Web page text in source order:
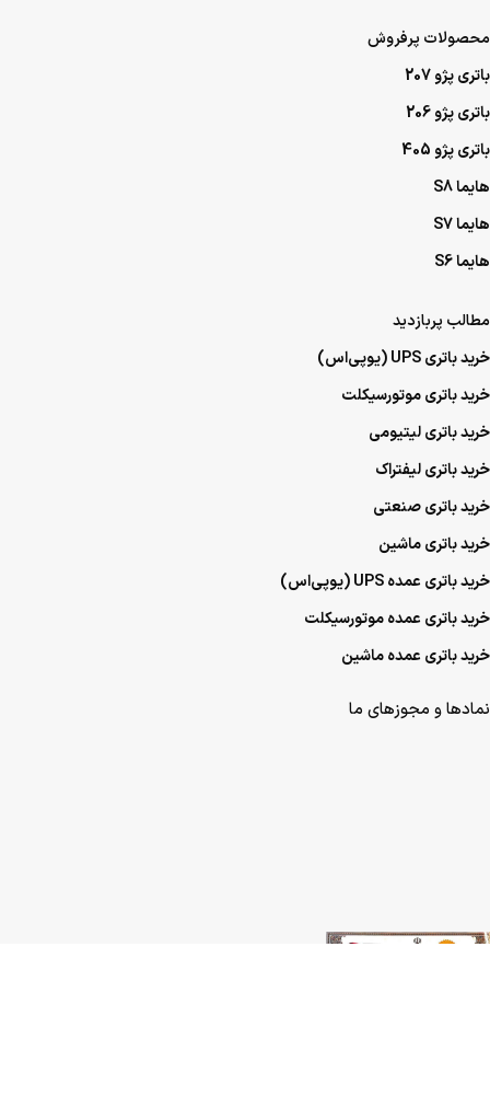
محصولات پرفروش
باتری پژو 207
باتری پژو 206
باتری پژو 405
هایما S8
هایما S7
هایما S6
مطالب پربازدید
خرید باتری UPS (یو‌پی‌اس)
خرید باتری موتورسیکلت
خرید باتری لیتیومی
خرید باتری لیفتراک
خرید باتری صنعتی
خرید باتری ماشین
خرید باتری عمده UPS (یو‌پی‌اس)
خرید باتری عمده موتورسیکلت
خرید باتری عمده ماشین
نمادها و مجوزهای ما